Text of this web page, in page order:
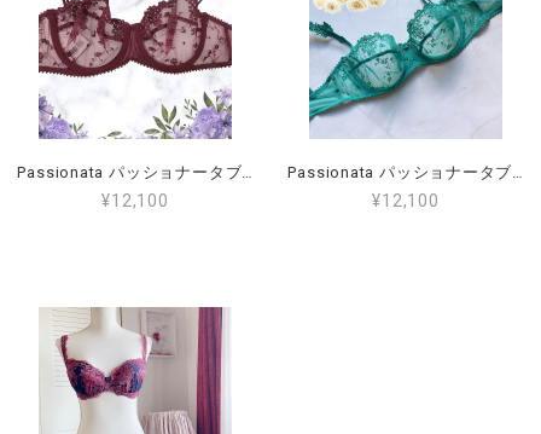
Passionata パッショナータブラジャー FRサイズ90D.95C.95D（日本サイズE75.D80,E80） ワイヤーブラ
¥12,100
Passionata パッショナータブラジャー FRサイズ85D（日本サイズE70）[P40650] ワイヤーブラ
¥12,100